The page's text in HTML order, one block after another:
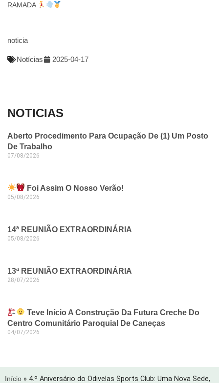
RAMADA
noticia
Notícias 2025-04-17
NOTICIAS
Aberto Procedimento Para Ocupação De (1) Um Posto
De Trabalho
07/08/2026
Foi Assim O Nosso Verão!
05/08/2026
14ª REUNIÃO EXTRAORDINÁRIA
05/08/2026
13ª REUNIÃO EXTRAORDINÁRIA
28/07/2026
Teve Início A Construção Da Futura Creche Do
Centro Comunitário Paroquial De Caneças
04/07/2026
Início » 4.º Aniversário do Odivelas Sports Club: Uma Nova Sede,